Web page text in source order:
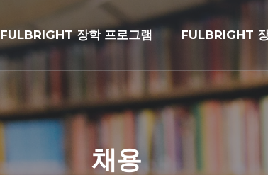
FULBRIGHT 장학 프로그램 FULBRIGHT
채용